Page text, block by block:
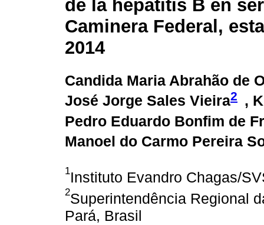
de la hepatitis B en
Caminera Federal,
2014
Candida Maria Abrahão de
José Jorge Sales Vieira2
,
Pedro Eduardo Bonfim de
Manoel do Carmo Pereira
1Instituto Evandro Chagas/
2Superintendência Regional
Pará, Brasil